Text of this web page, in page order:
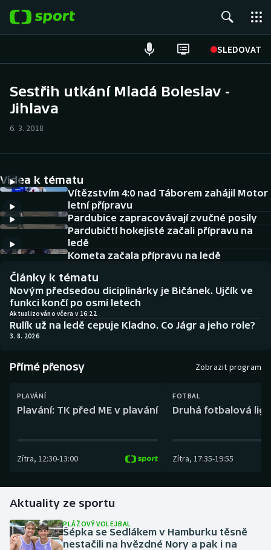
SLEDOVAT
Hokej
Cyklistika
DALŠÍ SPORTY
Americký fotbal
Baseball a softbal
Basketbal
Biatlon
Boby a skeleton
Box
Dostihy
Florbal
Golf
NEPŘEHLÉDNĚTE
Soutěže
Historické návraty
Aplikace ČT sport
AZ kvíz
Sestřih utkání Mladá Boleslav -
Jihlava
6. 3. 2018
Videa k tématu
Vítězstvím 4:0 nad Táborem zahájil Motor
letní přípravu
Pardubice zapracovávají zvučné posily
Pardubičtí hokejisté začali přípravu na
ledě
Kometa začala přípravu na ledě
Články k tématu
Novým předsedou diciplinárky je Bičánek. Ujčík ve
funkci končí po osmi letech
Aktualizováno včera v 16:22
Rulík už na ledě cepuje Kladno. Co Jágr a jeho role?
3. 8. 2026
Přímé přenosy Zobrazit program
PLAVÁNÍ
Plavání: TK před ME v plavání
Zítra, 12:30-13:00
FOTBAL
Druhá fotbalová
Zítra, 17:35-19:55
Aktuality ze sportu
PLÁŽOVÝ VOLEJBAL
Šépka se Sedlákem v Hamburku těsně
nestačili na hvězdné Nory a pak i na